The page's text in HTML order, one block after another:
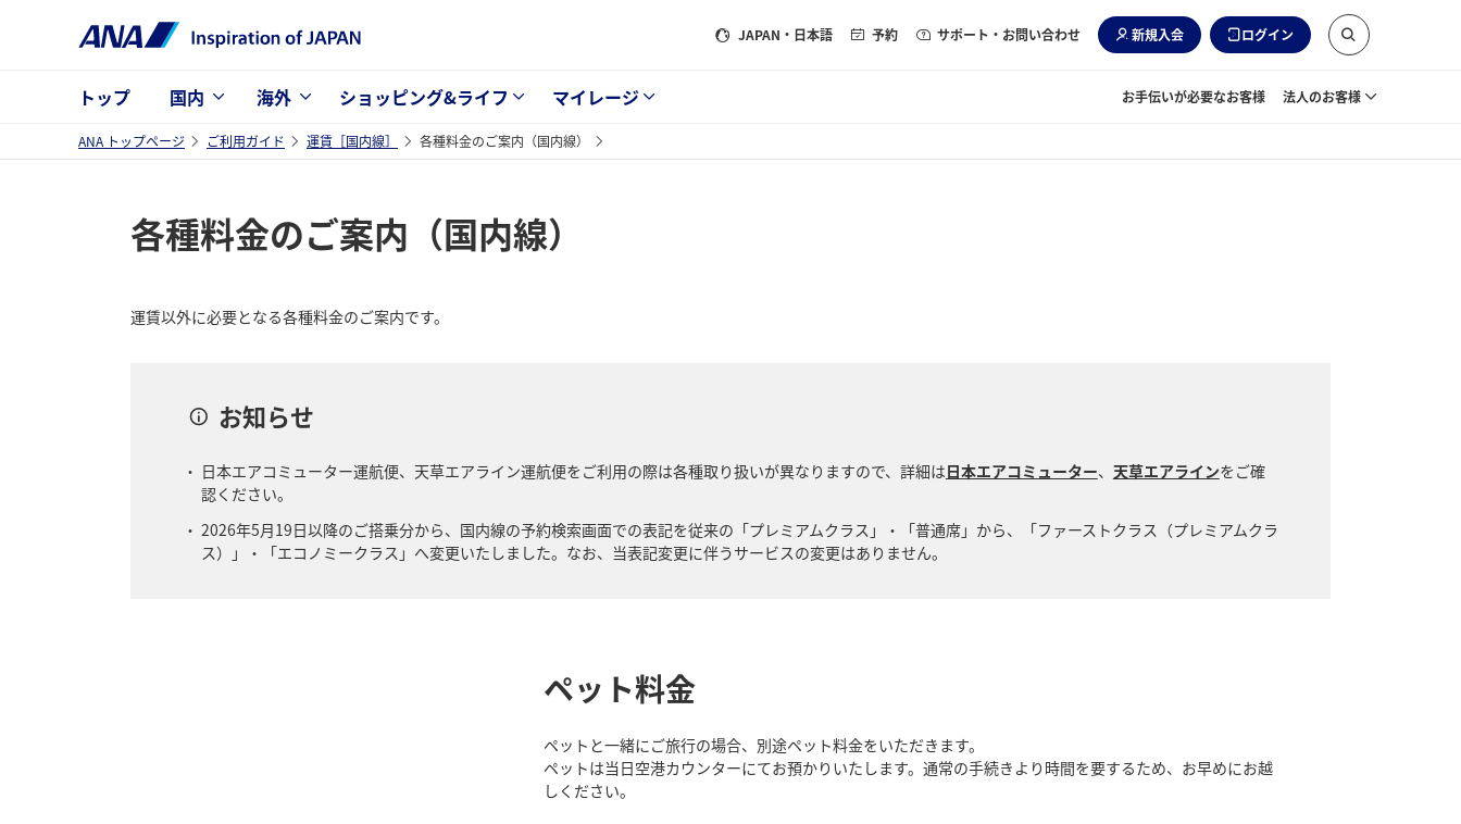
JAPAN ・日本語 予約 サポート・お問い合わせ 新規入会 ログイン
トップ 国内 海外 ショッピング&ライフ マイレージ お手伝いが必要なお客様 法人のお客様
ANA トップページ ご利用ガイド 運賃［国内線］ 各種料金のご案内（国内線）
各種料金のご案内（国内線）
運賃以外に必要となる各種料金のご案内です。
お知らせ
日本エアコミューター運航便、天草エアライン運航便をご利用の際は各種取り扱いが異なりますので、詳細は日本エアコミューター、 天草エアラインをご確
認ください。
2026年5月19日以降のご搭乗分から、国内線の予約検索画面での表記を従来の「プレミアムクラス」・「普通席」から、「ファーストクラス（プレミアムクラ
ス）」・「エコノミークラス」へ変更いたしました。なお、当表記変更に伴うサービスの変更はありません。
ペット料金
ペットと一緒にご旅行の場合、別途ペット料金をいただきます。
ペットは当日空港カウンターにてお預かりいたします。通常の手続きより時間を要するため、お早めにお越
しください。